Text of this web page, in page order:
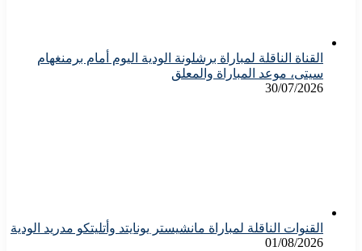
القناة الناقلة لمباراة برشلونة الودية اليوم أمام برمنغهام
سيتى، موعد المباراة والمعلق
30/07/2026
القنوات الناقلة لمباراة مانشيستر يونايتد وأتليتكو مدريد الودية
01/08/2026